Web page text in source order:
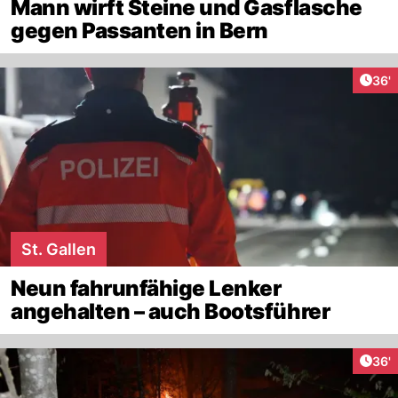
Mann wirft Steine und Gasflasche
gegen Passanten in Bern
36'
St. Gallen
Neun fahrunfähige Lenker
angehalten – auch Bootsführer
36'